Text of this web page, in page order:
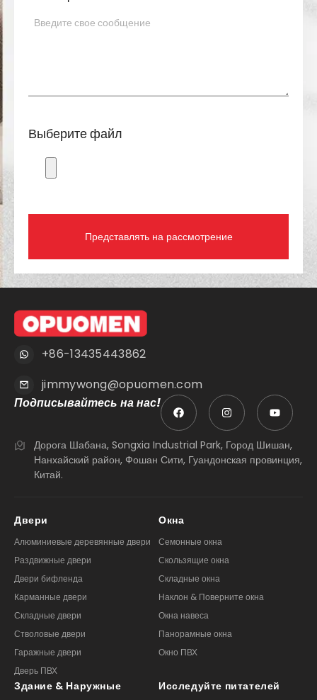
+86-13435443862
Подписывайтесь на нас!
Дорога Шабана, Songxia Industrial Park, Город Шишан,
Нанхайский район, Фошан Сити, Гуандонская провинция,
Китай.
Алюминиевые деревянные двери
Раздвижные двери
Двери бифленда
Карманные двери
Складные двери
Стволовые двери
Гаражные двери
Дверь ПВХ
Семонные окна
Скользящие окна
Складные окна
Наклон & Поверните окна
Окна навеса
Панорамные окна
Окно ПВХ
Здание & Наружные
вспомогательные
Видео